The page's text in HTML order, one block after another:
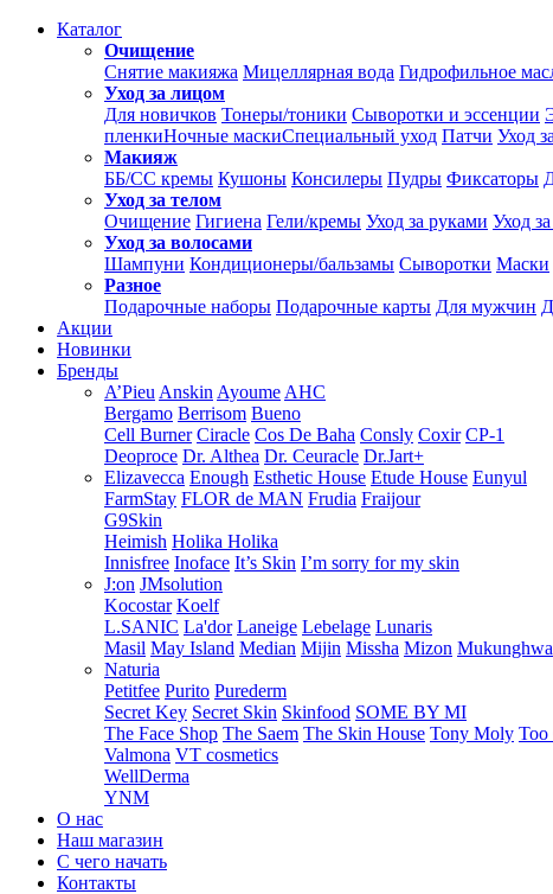
Каталог
Очищение
Снятие макияжа Мицеллярная вода Гидрофильное
Уход за лицом
Для новичков Тонеры/тоники Сыворотки и эссенции
пленкиНочные маскиСпециальный уход Патчи Уход
Макияж
ББ/СС кремы Кушоны Консилеры Пудры Фиксаторы
Уход за телом
Очищение Гигиена Гели/кремы Уход за руками Уход
Уход за волосами
Шампуни Кондиционеры/бальзамы Сыворотки Маски
Разное
Подарочные наборы Подарочные карты Для мужчин
Акции
Новинки
Бренды
A’Pieu Anskin Ayoume AHC
Bergamo Berrisom Bueno
Cell Burner Ciracle Cos De Baha Consly Coxir CP-1
Deoproce Dr. Althea Dr. Ceuracle Dr.Jart+
Elizavecca Enough Esthetic House Etude House Eunyul
FarmStay FLOR de MAN Frudia Fraijour
G9Skin
Heimish Holika Holika
Innisfree Inoface It’s Skin I’m sorry for my skin
J:on JMsolution
Kocostar Koelf
L.SANIC La'dor Laneige Lebelage Lunaris
Masil May Island Median Mijin Missha Mizon Mukunghwa
Naturia
Petitfee Purito Purederm
Secret Key Secret Skin Skinfood SOME BY MI
The Face Shop The Saem The Skin House Tony Moly Too
Valmona VT cosmetics
WellDerma
YNM
О нас
Наш магазин
С чего начать
Контакты